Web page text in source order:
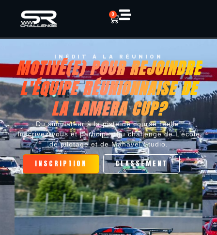
0
INÉDIT À LA RÉUNION
MOTIVÉ(E) POUR REJOINDRE
L'ÉQUIPE RÉUNIONNAISE DE
LA LAMERA CUP?
Du simulateur à la piste de course réelle.
Inscrivez-vous et participez au challenge de L’école
de pilotage et de Mahavel Studio.
INSCRIPTION CLASSEMENT